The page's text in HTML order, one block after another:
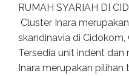
RUMAH SYARIAH DI
Cluster Inara
skandinavia di Cidokom,
Tersedia unit indent dan
Inara merupakan pilihan